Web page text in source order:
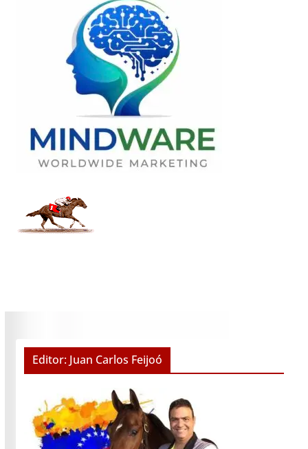
Editor: Juan Carlos Feijoó